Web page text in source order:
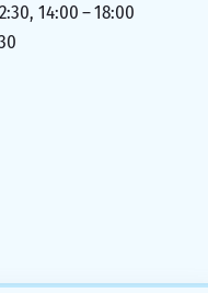
14:00 – 18:00